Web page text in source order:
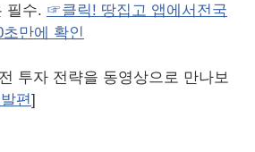
필수. ☞클릭! 땅집고 앱에서전국
만에 확인
투자 전략을 동영상으로 만나보
편]